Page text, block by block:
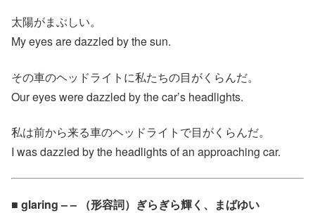
太陽がまぶしい。
My eyes are dazzled by the sun.
その車のヘッドライトに私たちの目がくらんだ。
Our eyes were dazzled by the car’s headlights.
私は前から来る車のヘッドライトで目がくらんだ。
I was dazzled by the headlights of an approaching car.
■ glaring – – （形容詞）ぎらぎら輝く、まばゆい